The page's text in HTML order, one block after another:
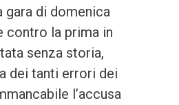
gara di domenica
contro la prima in
senza storia,
dei tanti errori dei
l’accusa